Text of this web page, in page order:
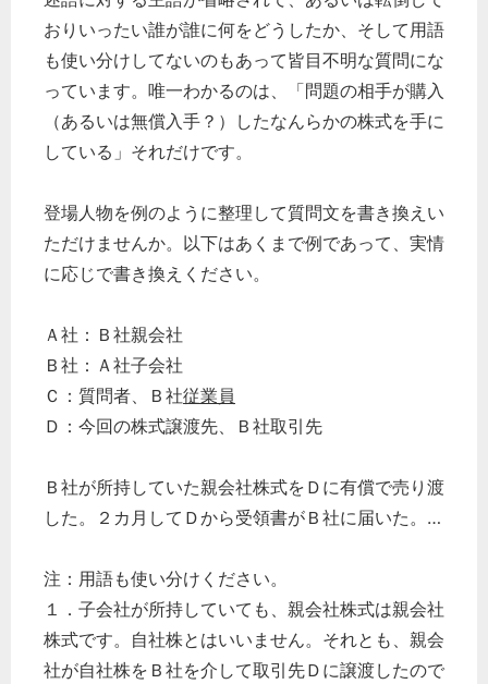
おりいったい誰が誰に何をどうしたか、そして用語
も使い分けしてないのもあって皆目不明な質問にな
っています。唯一わかるのは、「問題の相手が購入
（あるいは無償入手？）したなんらかの株式を手に
している」それだけです。
登場人物を例のように整理して質問文を書き換えい
ただけませんか。以下はあくまで例であって、実情
に応じで書き換えください。
Ａ社：Ｂ社親会社
Ｂ社：Ａ社子会社
Ｃ：質問者、Ｂ社従業員
Ｄ：今回の株式譲渡先、Ｂ社取引先
Ｂ社が所持していた親会社株式をＤに有償で売り渡
した。２カ月してＤから受領書がＢ社に届いた。…
注：用語も使い分けください。
１．子会社が所持していても、親会社株式は親会社
株式です。自社株とはいいません。それとも、親会
社が自社株をＢ社を介して取引先Ｄに譲渡したので